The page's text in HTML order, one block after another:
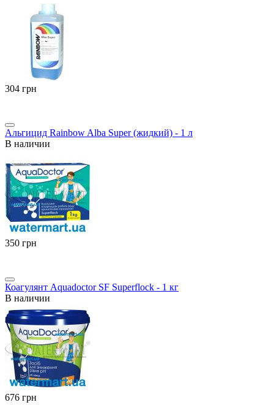
‍304‍ грн
Альгицид Rainbow Alba Super (жидкий) - 1 л
В наличии
‍350‍ грн
Коагулянт Aquadoctor SF Superflock - 1 кг
В наличии
‍676‍ грн